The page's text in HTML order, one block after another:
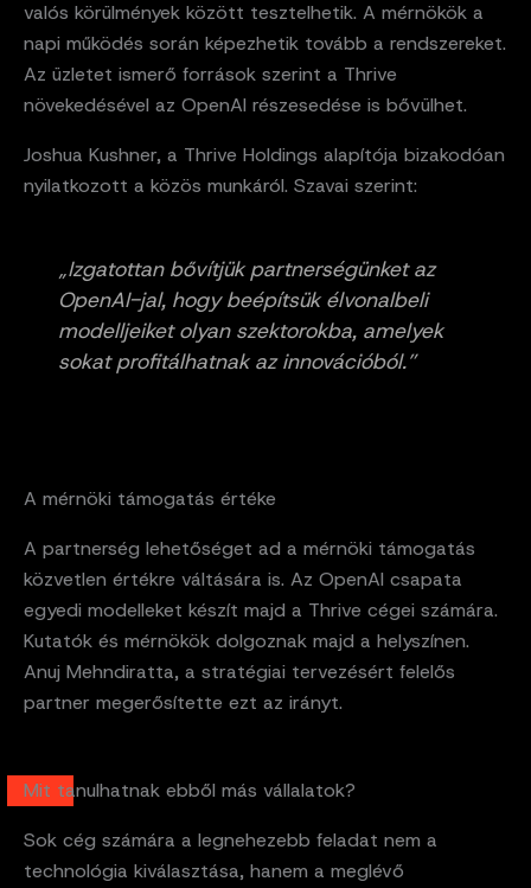
valós körülmények között tesztelhetik. A mérnökök a
napi működés során képezhetik tovább a rendszereket.
Az üzletet ismerő források szerint a Thrive
növekedésével az OpenAI részesedése is bővülhet.
Joshua Kushner, a Thrive Holdings alapítója bizakodóan
nyilatkozott a közös munkáról. Szavai szerint:
„Izgatottan bővítjük partnerségünket az
OpenAI-jal, hogy beépítsük élvonalbeli
modelljeiket olyan szektorokba, amelyek
sokat profitálhatnak az innovációból.”
A mérnöki támogatás értéke
A partnerség lehetőséget ad a mérnöki támogatás
közvetlen értékre váltására is. Az OpenAI csapata
egyedi modelleket készít majd a Thrive cégei számára.
Kutatók és mérnökök dolgoznak majd a helyszínen.
Anuj Mehndiratta, a stratégiai tervezésért felelős
partner megerősítette ezt az irányt.
Mit tanulhatnak ebből más vállalatok?
Sok cég számára a legnehezebb feladat nem a
technológia kiválasztása, hanem a meglévő